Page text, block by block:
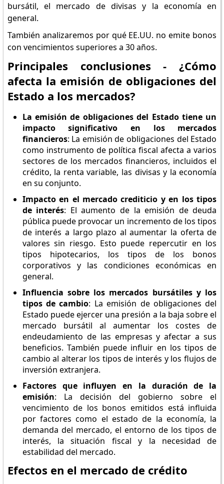
bursátil, el mercado de divisas y la economía en
general.
También analizaremos por qué EE.UU. no emite bonos
con vencimientos superiores a 30 años.
Principales conclusiones - ¿Cómo
afecta la emisión de obligaciones del
Estado a los mercados?
La emisión de obligaciones del Estado tiene un
impacto significativo en los mercados
financieros: La emisión de obligaciones del Estado
como instrumento de política fiscal afecta a varios
sectores de los mercados financieros, incluidos el
crédito, la renta variable, las divisas y la economía
en su conjunto.
Impacto en el mercado crediticio y en los tipos
de interés: El aumento de la emisión de deuda
pública puede provocar un incremento de los tipos
de interés a largo plazo al aumentar la oferta de
valores sin riesgo. Esto puede repercutir en los
tipos hipotecarios, los tipos de los bonos
corporativos y las condiciones económicas en
general.
Influencia sobre los mercados bursátiles y los
tipos de cambio: La emisión de obligaciones del
Estado puede ejercer una presión a la baja sobre el
mercado bursátil al aumentar los costes de
endeudamiento de las empresas y afectar a sus
beneficios. También puede influir en los tipos de
cambio al alterar los tipos de interés y los flujos de
inversión extranjera.
Factores que influyen en la duración de la
emisión: La decisión del gobierno sobre el
vencimiento de los bonos emitidos está influida
por factores como el estado de la economía, la
demanda del mercado, el entorno de los tipos de
interés, la situación fiscal y la necesidad de
estabilidad del mercado.
Efectos en el mercado de crédito